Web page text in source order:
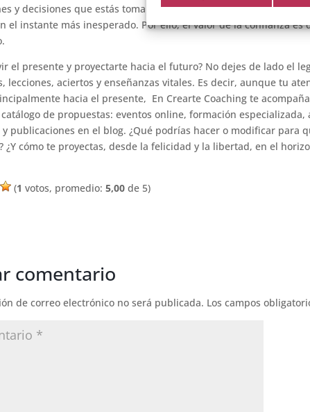
y decisiones que estás tomando. El cambio sí se materializa y
el instante más inesperado. Por ello, el valor de la confianza es
el presente y proyectarte hacia el futuro? No dejes de lado el
lecciones, aciertos y enseñanzas vitales. Es decir, aunque tu
hacia el presente, En Crearte Coaching te
de propuestas: eventos online, formación
y publicaciones en el blog. ¿Qué podrías hacer o modificar para
¿Y cómo te proyectas, desde la felicidad y la libertad, en el
(1 votos, promedio:5,00 de 5)
comentario
de correo electrónico no será publicada. Los campos